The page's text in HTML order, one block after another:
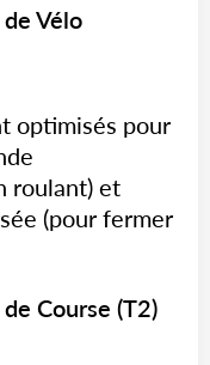
Vélo
optimisés pour
roulant) et
(pour fermer
Course (T2)